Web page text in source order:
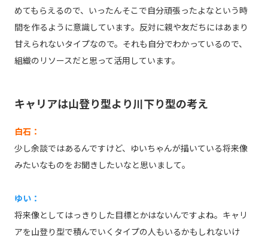
めてもらえるので、いったんそこで自分頑張ったよなという時
間を作るように意識しています。反対に親や友だちにはあまり
甘えられないタイプなので。それも自分でわかっているので、
組織のリソースだと思って活用しています。
キャリアは山登り型より川下り型の考え
白石：
少し余談ではあるんですけど、ゆいちゃんが描いている将来像
みたいなものをお聞きしたいなと思いまして。
ゆい：
将来像としてはっきりした目標とかはないんですよね。キャリ
アを山登り型で積んでいくタイプの人もいるかもしれないけ